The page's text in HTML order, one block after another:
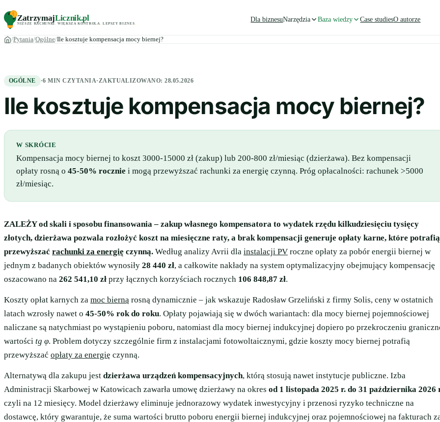
ZatrzymajLicznik.pl
NIŻSZE RACHUNKI WIĘKSZA KONTROLA LEPSZY BIZNES
Dla biznesuNarzędzia Baza wiedzy Case studiesO autorze
Pytania Ogólne Ile kosztuje kompensacja mocy biernej?
OGÓLNE ·6 MIN CZYTANIA·ZAKTUALIZOWANO:28.05.2026
Ile kosztuje kompensacja mocy biernej?
W SKRÓCIE
Kompensacja mocy biernej to koszt 3000-15000 zł (zakup) lub 200-800 zł/miesiąc (dzierżawa). Bez kompensacji
opłaty rosną o 45-50% rocznie i mogą przewyższać rachunki za energię czynną. Próg opłacalności: rachunek >5000
zł/miesiąc.
ZALEŻY od skali i sposobu finansowania – zakup własnego kompensatora to wydatek rzędu kilkudziesięciu tysięcy
złotych, dzierżawa pozwala rozłożyć koszt na miesięczne raty, a brak kompensacji generuje opłaty karne, które potrafią
przewyższać rachunki za energię czynną. Według analizy Avrii dla instalacji PV roczne opłaty za pobór energii biernej w
jednym z badanych obiektów wynosiły 28 440 zł, a całkowite nakłady na system optymalizacyjny obejmujący kompensację
oszacowano na 262 541,10 zł przy łącznych korzyściach rocznych 106 848,87 zł.
Koszty opłat karnych za moc bierną rosną dynamicznie – jak wskazuje Radosław Grzeliński z firmy Solis, ceny w ostatnich
latach wzrosły nawet o 45-50% rok do roku. Opłaty pojawiają się w dwóch wariantach: dla mocy biernej pojemnościowej
naliczane są natychmiast po wystąpieniu poboru, natomiast dla mocy biernej indukcyjnej dopiero po przekroczeniu
wartości tg φ. Problem dotyczy szczególnie firm z instalacjami fotowoltaicznymi, gdzie koszty mocy biernej potrafią
przewyższać opłaty za energię czynną.
Alternatywą dla zakupu jest dzierżawa urządzeń kompensacyjnych, którą stosują nawet instytucje publiczne. Izba
Administracji Skarbowej w Katowicach zawarła umowę dzierżawy na okres od 1 listopada 2025 r. do 31 października 2026
czyli na 12 miesięcy. Model dzierżawy eliminuje jednorazowy wydatek inwestycyjny i przenosi ryzyko techniczne na
dostawcę, który gwarantuje, że suma wartości brutto poboru energii biernej indukcyjnej oraz pojemnościowej na fakturach